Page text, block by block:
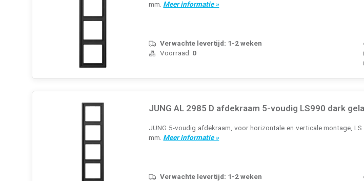
mm. Meer informatie »
Verwachte levertijd: 1-2 weken
Voorraad: 0
JUNG AL 2985 D afdekraam 5-voudig LS990 dark
JUNG 5-voudig afdekraam, voor horizontale en verticale montage,
mm. Meer informatie »
Verwachte levertijd: 1-2 weken